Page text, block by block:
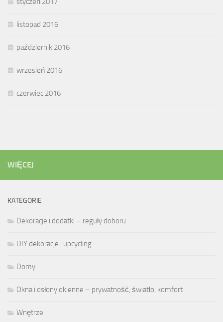
listopad 2016
październik 2016
wrzesień 2016
czerwiec 2016
WIĘCEJ
KATEGORIE
Dekoracje i dodatki – reguły doboru
DIY dekoracje i upcycling
Domy
Okna i osłony okienne – prywatność, światło, komfort
Wnętrze